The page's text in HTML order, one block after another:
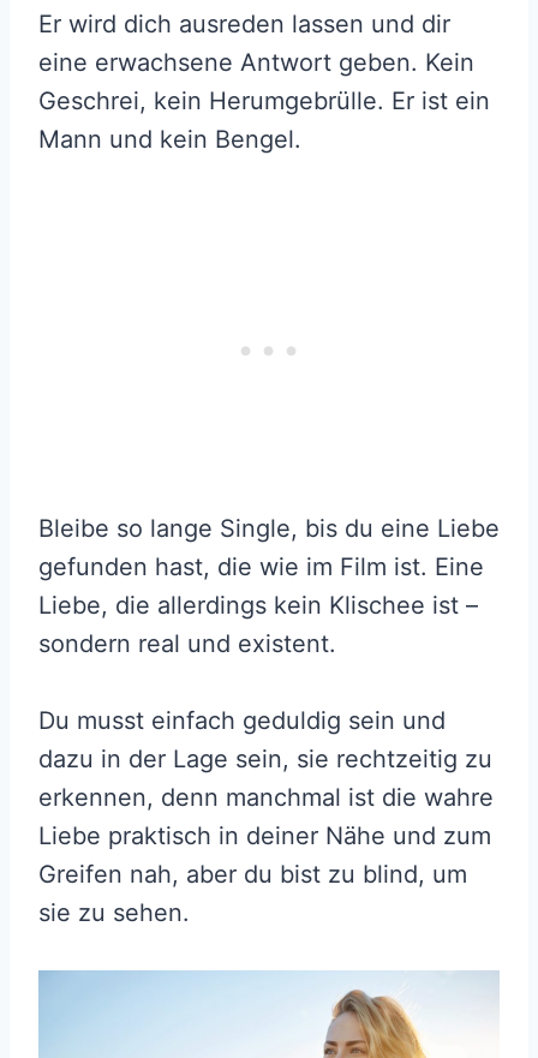
Er wird dich ausreden lassen und dir
eine erwachsene Antwort geben. Kein
Geschrei, kein Herumgebrülle. Er ist ein
Mann und kein Bengel.
Bleibe so lange Single, bis du eine Liebe
gefunden hast, die wie im Film ist. Eine
Liebe, die allerdings kein Klischee ist –
sondern real und existent.
Du musst einfach geduldig sein und
dazu in der Lage sein, sie rechtzeitig zu
erkennen, denn manchmal ist die wahre
Liebe praktisch in deiner Nähe und zum
Greifen nah, aber du bist zu blind, um
sie zu sehen.